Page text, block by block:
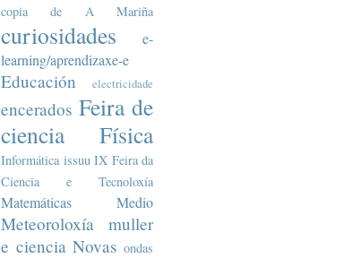
copia de A Mariña
curiosidades
e-
learning/aprendizaxe-e
Educación electricidade
encerados Feira de
ciencia
Física
Informática issuu IX Feira da
Ciencia e Tecnoloxía
Matemáticas Medio
Meteoroloxía
muller
e ciencia Novas ondas